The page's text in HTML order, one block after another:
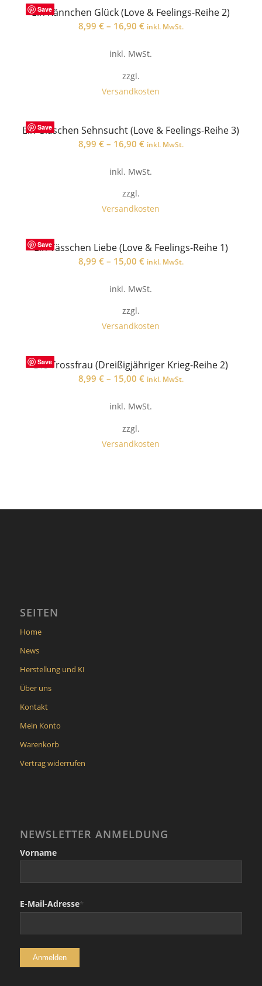
Save
Ein Kännchen Glück (Love & Feelings-Reihe 2)
8,99 €– 16,90 € inkl. MwSt.
inkl. MwSt.
zzgl.
Versandkosten
Save
Ein Gläschen Sehnsucht (Love & Feelings-Reihe 3)
8,99 €– 16,90 € inkl. MwSt.
inkl. MwSt.
zzgl.
Versandkosten
Save
Ein Tässchen Liebe (Love & Feelings-Reihe 1)
8,99 €– 15,00 € inkl. MwSt.
inkl. MwSt.
zzgl.
Versandkosten
Save
Die Trossfrau (Dreißigjähriger Krieg-Reihe 2)
8,99 €– 15,00 € inkl. MwSt.
inkl. MwSt.
zzgl.
Versandkosten
SEITEN
Home
News
Herstellung und KI
Über uns
Kontakt
Mein Konto
Warenkorb
Vertrag widerrufen
NEWSLETTER ANMELDUNG
Vorname
E-Mail-Adresse*